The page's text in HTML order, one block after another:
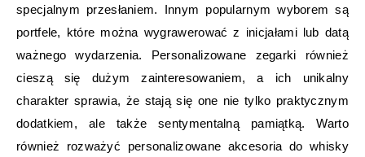
specjalnym przesłaniem. Innym popularnym wyborem są
portfele, które można wygrawerować z inicjałami lub datą
ważnego wydarzenia. Personalizowane zegarki również
cieszą się dużym zainteresowaniem, a ich unikalny
charakter sprawia, że stają się one nie tylko praktycznym
dodatkiem, ale także sentymentalną pamiątką. Warto
również rozważyć personalizowane akcesoria do whisky